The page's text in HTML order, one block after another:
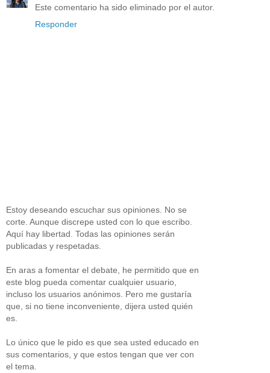
Este comentario ha sido eliminado por el autor.
Responder
Estoy deseando escuchar sus opiniones. No se
corte. Aunque discrepe usted con lo que escribo.
Aquí hay libertad. Todas las opiniones serán
publicadas y respetadas.
En aras a fomentar el debate, he permitido que en
este blog pueda comentar cualquier usuario,
incluso los usuarios anónimos. Pero me gustaría
que, si no tiene inconveniente, dijera usted quién
es.
Lo único que le pido es que sea usted educado en
sus comentarios, y que estos tengan que ver con
el tema.